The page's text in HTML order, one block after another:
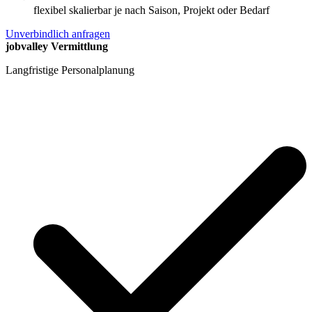
flexibel skalierbar je nach Saison, Projekt oder Bedarf
Unverbindlich anfragen
jobvalley Vermittlung
Langfristige Personalplanung